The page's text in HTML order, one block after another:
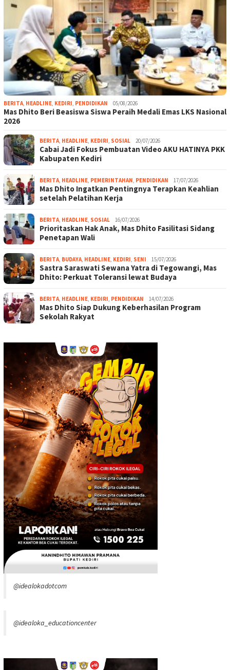
BERITA HEADLINE KEDIRI PENDIDIKAN 05/08/2026
Mas Dhito Beri Beasiswa Siswa Peraih Medali Emas LKS Nasional
2026
BERITA HEADLINE KEDIRI SOSIAL 20/07/2026
Cabai Jadi Fokus Pembuatan Video AKU HATINYA PKK
Kabupaten Kediri
BERITA HEADLINE PEMERINTAHAN PENDIDIKAN 17/07/2026
Mas Dhito Ingatkan Pentingnya Terapkan Keahlian
setelah Pelatihan Kerja
BERITA HEADLINE SOSIAL 16/07/2026
Prioritaskan Hak Anak, Mas Dhito Fasilitasi Sidang
Penetapan Wali
BERITA BUDAYA HEADLINE KEDIRI SENI 15/07/2026
Sastra Saraswati Sewana Yatra di Tegowangi, Mas
Dhito: Perkuat Toleransi lewat Budaya
BERITA HEADLINE KEDIRI PENDIDIKAN 14/07/2026
Mas Dhito Siap Dukung Keberhasilan Program
Sekolah Rakyat
@idealokadotcom
@idealoka_educationcenter